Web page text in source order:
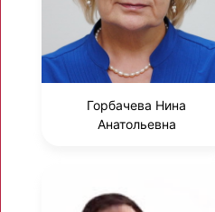
Горбачева Нина
Анатольевна